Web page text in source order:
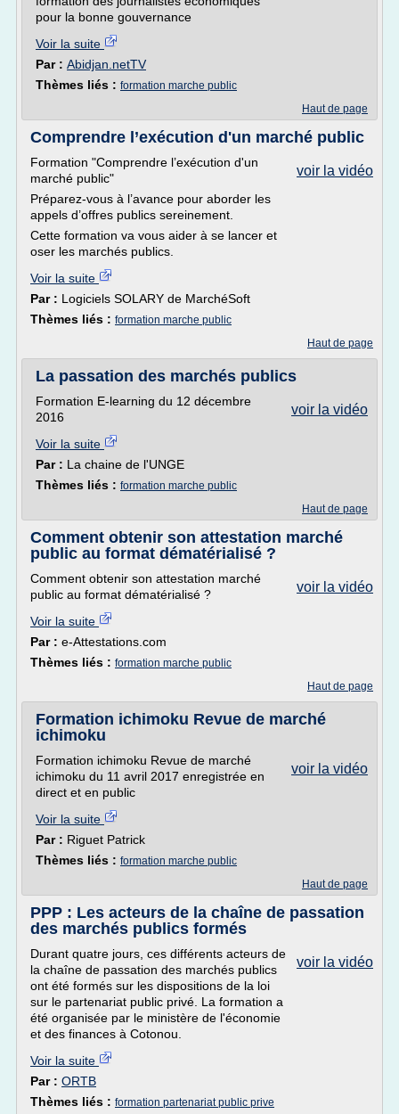
pour la bonne gouvernance
Voir la suite
Par : Abidjan.netTV
Thèmes liés : formation marche public
Haut de page
Comprendre l’exécution d'un marché public
voir la vidéo
Formation "Comprendre l’exécution d'un
marché public"
Préparez-vous à l’avance pour aborder les
appels d’offres publics sereinement.
Cette formation va vous aider à se lancer et
oser les marchés publics.
Voir la suite
Par : Logiciels SOLARY de MarchéSoft
Thèmes liés : formation marche public
Haut de page
La passation des marchés publics
voir la vidéo
Formation E-learning du 12 décembre
2016
Voir la suite
Par : La chaine de l'UNGE
Thèmes liés : formation marche public
Haut de page
Comment obtenir son attestation marché
public au format dématérialisé ?
voir la vidéo
Comment obtenir son attestation marché
public au format dématérialisé ?
Voir la suite
Par : e-Attestations.com
Thèmes liés : formation marche public
Haut de page
Formation ichimoku Revue de marché
ichimoku
voir la vidéo
Formation ichimoku Revue de marché
ichimoku du 11 avril 2017 enregistrée en
direct et en public
Voir la suite
Par : Riguet Patrick
Thèmes liés : formation marche public
Haut de page
PPP : Les acteurs de la chaîne de passation
des marchés publics formés
voir la vidéo
Durant quatre jours, ces différents acteurs de
la chaîne de passation des marchés publics
ont été formés sur les dispositions de la loi
sur le partenariat public privé. La formation a
été organisée par le ministère de l'économie
et des finances à Cotonou.
Voir la suite
Par : ORTB
Thèmes liés : formation partenariat public prive